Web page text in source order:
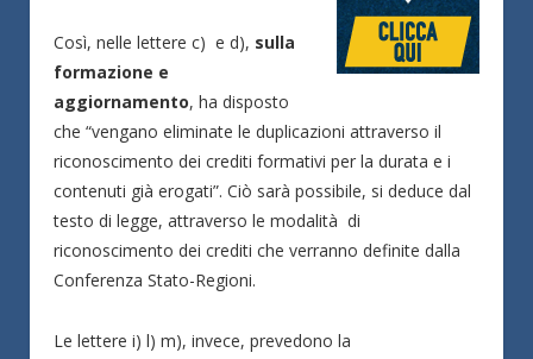
Così, nelle lettere c) e d), sulla
formazione e
aggiornamento, ha disposto
che “vengano eliminate le duplicazioni attraverso il
riconoscimento dei crediti formativi per la durata e i
contenuti già erogati”. Ciò sarà possibile, si deduce dal
testo di legge, attraverso le modalità di
riconoscimento dei crediti che verranno definite dalla
Conferenza Stato-Regioni.
Le lettere i) l) m), invece, prevedono la